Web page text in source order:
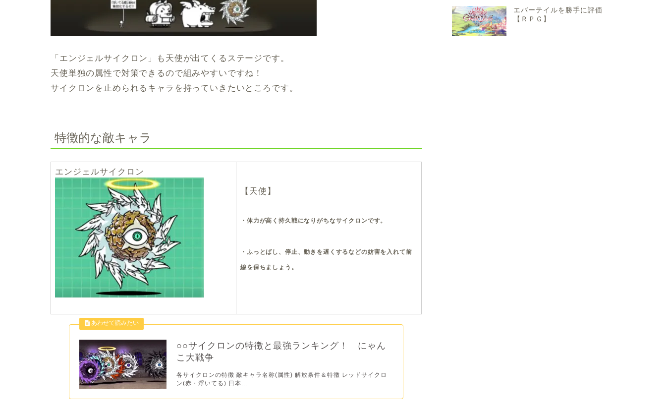
「エンジェルサイクロン」も天使が出てくるステージです。
天使単独の属性で対策できるので組みやすいですね！
サイクロンを止められるキャラを持っていきたいところです。
特徴的な敵キャラ
エンジェルサイクロン
【天使】
・体力が高く持久戦になりがちなサイクロンです。
・ふっとばし、停止、動きを遅くするなどの妨害を入れて前
線を保ちましょう。
○○サイクロンの特徴と最強ランキング！ にゃん
こ大戦争
各サイクロンの特徴 敵キャラ名称(属性) 解放条件＆特徴 レッドサイクロ
ン(赤・浮いてる) 日本...
エバーテイルを勝手に評価
【ＲＰＧ】